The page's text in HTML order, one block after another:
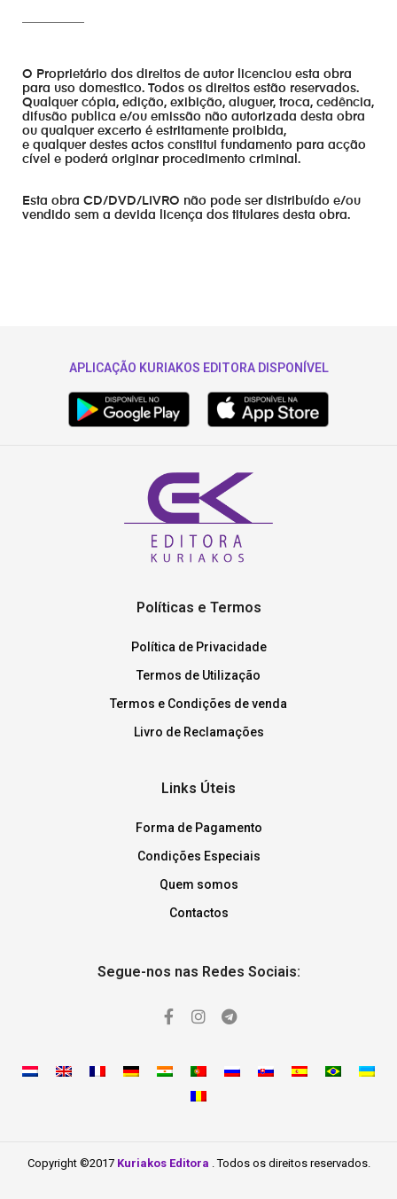
O Proprietário dos direitos de autor licenciou esta obra
para uso domestico. Todos os direitos estão reservados.
Qualquer cópia, edição, exibição, aluguer, troca, cedência,
difusão publica e/ou emissão não autorizada desta obra
ou qualquer excerto é estritamente proibida,
e qualquer destes actos constitui fundamento para acção
cível e poderá originar procedimento criminal.
Esta obra CD/DVD/LIVRO não pode ser distribuído e/ou
vendido sem a devida licença dos titulares desta obra.
APLICAÇÃO KURIAKOS EDITORA DISPONÍVEL
Políticas e Termos
Política de Privacidade
Termos de Utilização
Termos e Condições de venda
Livro de Reclamações
Links Úteis
Forma de Pagamento
Condições Especiais
Quem somos
Contactos
Segue-nos nas Redes Sociais:
Copyright ©2017 Kuriakos Editora . Todos os direitos reservados.